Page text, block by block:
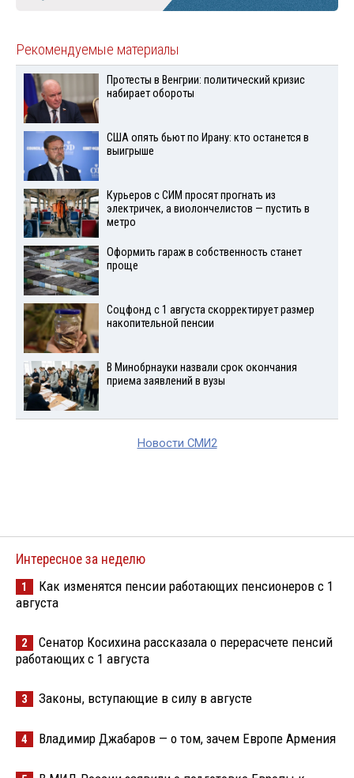
Рекомендуемые материалы
Протесты в Венгрии: политический кризис
набирает обороты
США опять бьют по Ирану: кто останется в
выигрыше
Курьеров с СИМ просят прогнать из
электричек, а виолончелистов — пустить в
метро
Оформить гараж в собственность станет
проще
Соцфонд с 1 августа скорректирует размер
накопительной пенсии
В Минобрнауки назвали срок окончания
приема заявлений в вузы
Новости СМИ2
Интересное за неделю
1
Как изменятся пенсии работающих пенсионеров с 1
августа
2
Сенатор Косихина рассказала о перерасчете пенсий
работающих с 1 августа
3 Законы, вступающие в силу в августе
4 Владимир Джабаров — о том, зачем Европе Армения